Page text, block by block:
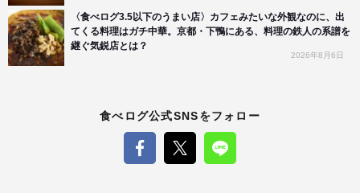
〈食べログ3.5以下のうまい店〉カフェみたいな外観なのに、出
てくる料理はガチ中華。京都・下鴨にある、料理の鉄人の系譜を
継ぐ気鋭店とは？
2026年8月6日
食べログ公式SNSをフォロー